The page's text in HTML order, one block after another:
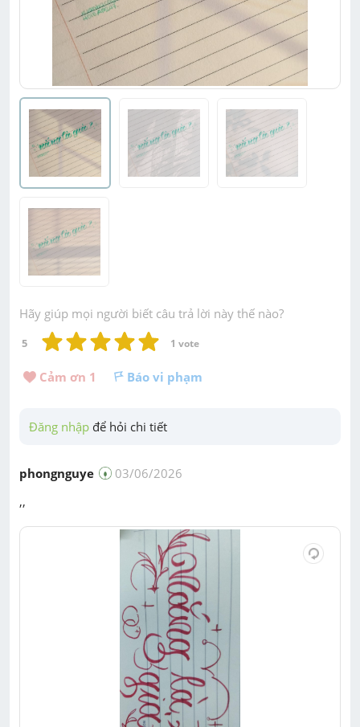
Hãy giúp mọi người biết câu trả lời này thế nào?
5 1 vote
Cảm ơn 1 Báo vi phạm
Đăng nhập để hỏi chi tiết
phongnguye
03/06/2026
,,